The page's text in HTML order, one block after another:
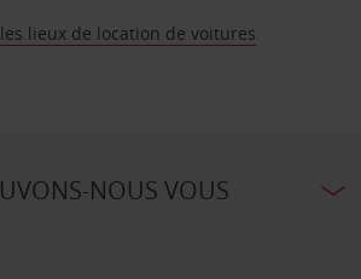
lieux de location de voitures
NOUS VOUS